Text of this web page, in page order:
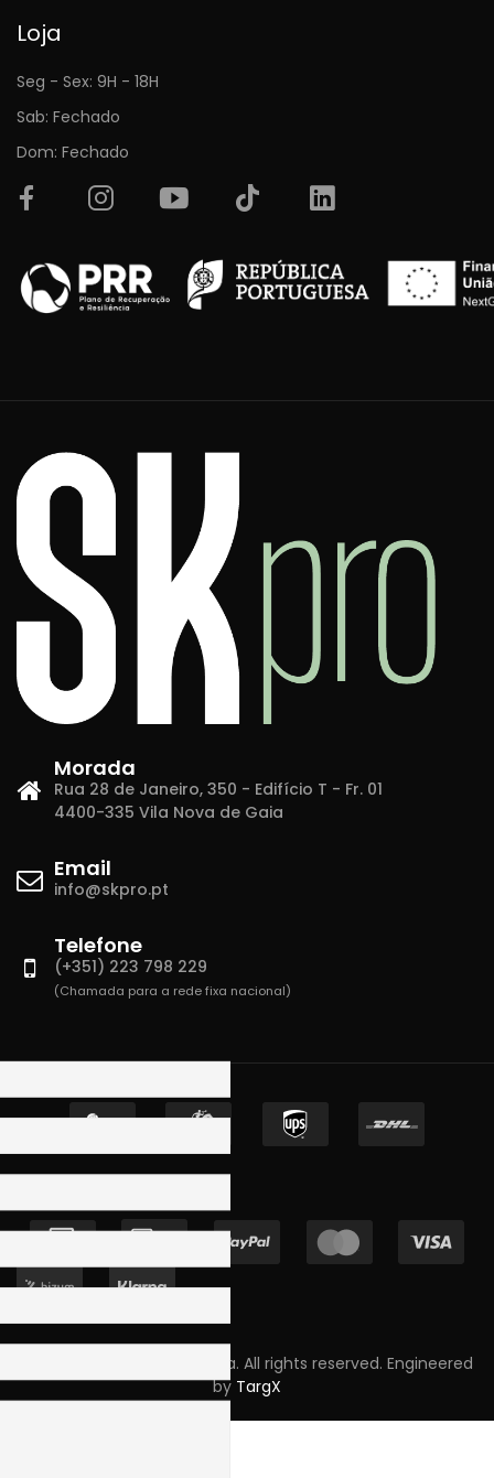
Loja
Seg - Sex: 9H - 18H
Sab: Fechado
Dom: Fechado
Morada
Rua 28 de Janeiro, 350 - Edifício T - Fr. 01
4400-335 Vila Nova de Gaia
Email
info@skpro.pt
Telefone
(+351) 223 798 229
(Chamada para a rede fixa nacional)
Copyright © 2023 Skpro, Lda. All rights reserved. Engineered
by TargX